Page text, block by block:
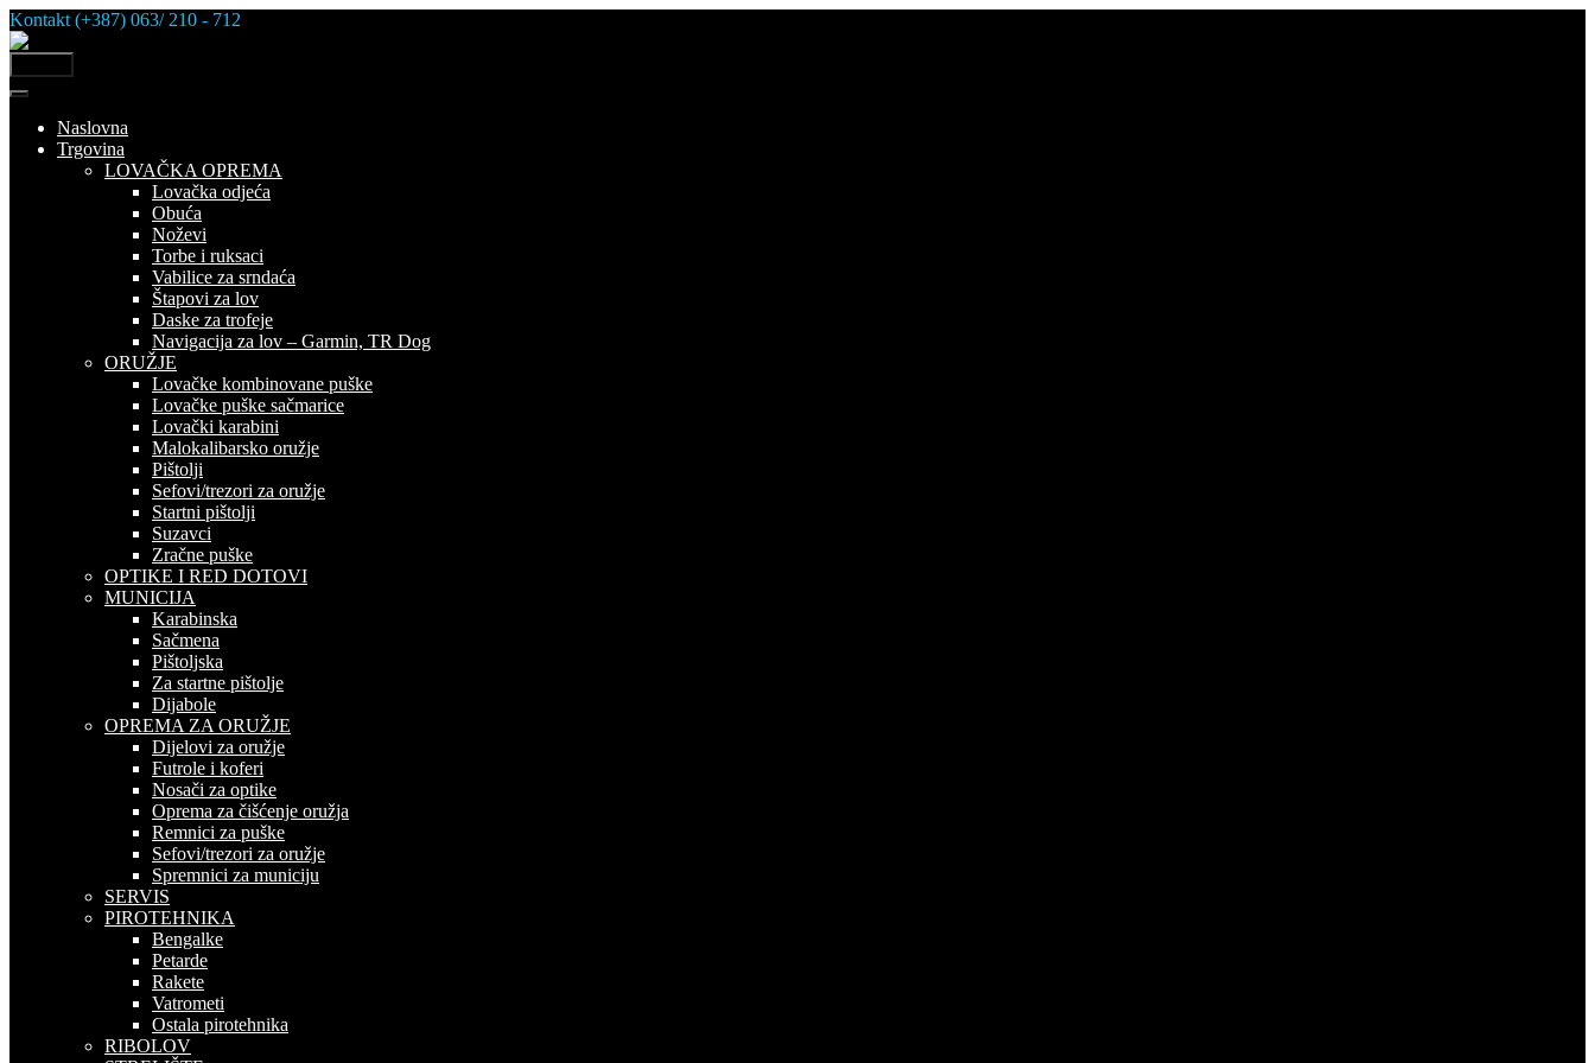
Skip
to
content
Kontakt (+387) 063/ 210 - 712
Naslovna
Trgovina
LOVAČKA OPREMA
Lovačka odjeća
Obuća
Noževi
Torbe i ruksaci
Vabilice za srndaća
Štapovi za lov
Daske za trofeje
Navigacija za lov – Garmin, TR Dog
ORUŽJE
Lovačke kombinovane puške
Lovačke puške sačmarice
Lovački karabini
Malokalibarsko oružje
Pištolji
Sefovi/trezori za oružje
Startni pištolji
Suzavci
Zračne puške
OPTIKE I RED DOTOVI
MUNICIJA
Karabinska
Sačmena
Pištoljska
Za startne pištolje
Dijabole
OPREMA ZA ORUŽJE
Dijelovi za oružje
Futrole i koferi
Nosači za optike
Oprema za čišćenje oružja
Remnici za puške
Sefovi/trezori za oružje
Spremnici za municiju
SERVIS
PIROTEHNIKA
Bengalke
Petarde
Rakete
Vatrometi
Ostala pirotehnika
RIBOLOV